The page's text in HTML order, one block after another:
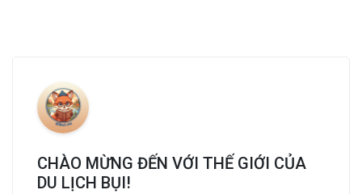
CHÀO MỪNG ĐẾN VỚI THẾ GIỚI CỦA
DU LỊCH BỤI!